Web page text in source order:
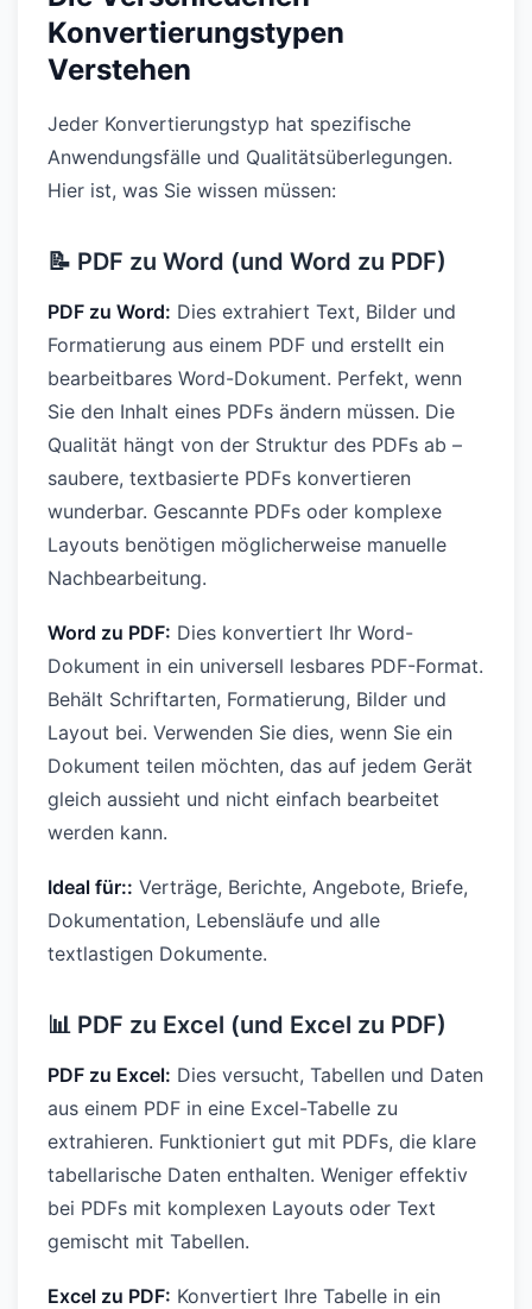
Konvertierungstypen
Verstehen
Jeder Konvertierungstyp hat spezifische
Anwendungsfälle und Qualitätsüberlegungen.
Hier ist, was Sie wissen müssen:
📝 PDF zu Word (und Word zu PDF)
PDF zu Word: Dies extrahiert Text, Bilder und
Formatierung aus einem PDF und erstellt ein
bearbeitbares Word-Dokument. Perfekt, wenn
Sie den Inhalt eines PDFs ändern müssen. Die
Qualität hängt von der Struktur des PDFs ab –
saubere, textbasierte PDFs konvertieren
wunderbar. Gescannte PDFs oder komplexe
Layouts benötigen möglicherweise manuelle
Nachbearbeitung.
Word zu PDF: Dies konvertiert Ihr Word-
Dokument in ein universell lesbares PDF-Format.
Behält Schriftarten, Formatierung, Bilder und
Layout bei. Verwenden Sie dies, wenn Sie ein
Dokument teilen möchten, das auf jedem Gerät
gleich aussieht und nicht einfach bearbeitet
werden kann.
Ideal für:: Verträge, Berichte, Angebote, Briefe,
Dokumentation, Lebensläufe und alle
textlastigen Dokumente.
📊 PDF zu Excel (und Excel zu PDF)
PDF zu Excel: Dies versucht, Tabellen und Daten
aus einem PDF in eine Excel-Tabelle zu
extrahieren. Funktioniert gut mit PDFs, die klare
tabellarische Daten enthalten. Weniger effektiv
bei PDFs mit komplexen Layouts oder Text
gemischt mit Tabellen.
Excel zu PDF: Konvertiert Ihre Tabelle in ein